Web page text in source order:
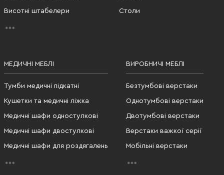
Висотні штабелери Столи
МЕДИЧНІ МЕБЛІ
Тумби медичні підкатні
Кушетки та медичні ліжка
Медичні шафи одностулкові
Медичні шафи двостулкові
Медичні шафи для роздягалень
ВИРОБНИЧІ МЕБЛІ
Безтумбові верстаки
Однотумбові верстаки
Двотумбові верстаки
Верстаки важкої серії
Мобільні верстаки